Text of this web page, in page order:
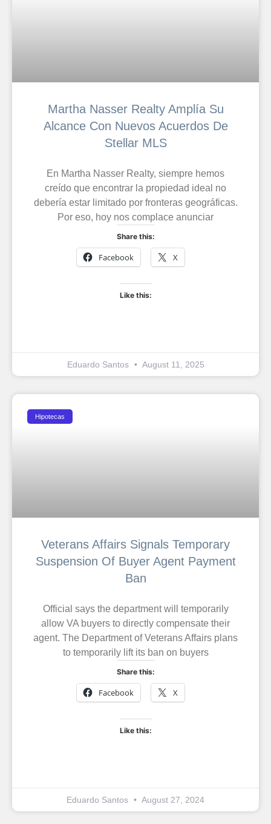
Martha Nasser Realty Amplía Su
Alcance Con Nuevos Acuerdos De
Stellar MLS
En Martha Nasser Realty, siempre hemos
creído que encontrar la propiedad ideal no
debería estar limitado por fronteras geográficas.
Por eso, hoy nos complace anunciar
Share this:
Facebook X
Like this:
Eduardo Santos August 11, 2025
Hipotecas
Veterans Affairs Signals Temporary
Suspension Of Buyer Agent Payment
Ban
Official says the department will temporarily
allow VA buyers to directly compensate their
agent. The Department of Veterans Affairs plans
to temporarily lift its ban on buyers
Share this:
Facebook X
Like this:
Eduardo Santos August 27, 2024